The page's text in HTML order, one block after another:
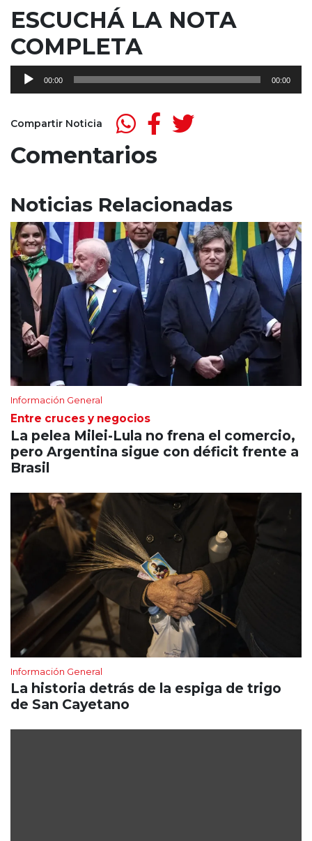
ESCUCHÁ LA NOTA
COMPLETA
Reproductor
de
00:00 00:00
Compartir Noticia
Comentarios
Noticias Relacionadas
Información General
Entre cruces y negocios
La pelea Milei-Lula no frena el comercio,
pero Argentina sigue con déficit frente a
Brasil
Información General
La historia detrás de la espiga de trigo
de San Cayetano